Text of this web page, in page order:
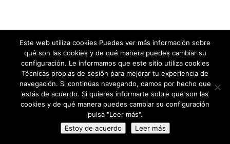
Este web utiliza cookies Puedes ver más información sobre
qué son las cookies y de qué manera puedes cambiar su
configuración. Le informamos que este sitio utiliza cookies
Técnicas propias de sesión para mejorar tu experiencia de
navegación. Si continúas navegando, damos por hecho que
estás de acuerdo. Si quieres informarte sobre qué son las
cookies y de qué manera puedes cambiar su configuración
pulsa "Leer más".
Estoy de acuerdo
Leer más